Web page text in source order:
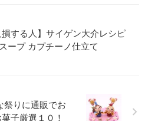
損する人】サイゲン大介レシピ
ープ カプチーノ仕立て
祭りに通販でお
子厳選１０！